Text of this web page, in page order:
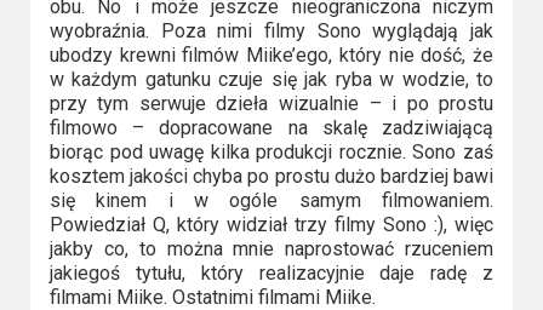
2019
2018
2016
2017
2015
2014
obu. No i może jeszcze nieograniczona niczym
wyobraźnia. Poza nimi filmy Sono wyglądają jak
ubodzy krewni filmów Miike’ego, który nie dość, że
w każdym gatunku czuje się jak ryba w wodzie, to
przy tym serwuje dzieła wizualnie – i po prostu
filmowo – dopracowane na skalę zadziwiającą
biorąc pod uwagę kilka produkcji rocznie. Sono zaś
kosztem jakości chyba po prostu dużo bardziej bawi
się kinem i w ogóle samym filmowaniem.
Powiedział Q, który widział trzy filmy Sono :), więc
jakby co, to można mnie naprostować rzuceniem
jakiegoś tytułu, który realizacyjnie daje radę z
filmami Miike. Ostatnimi filmami Miike.